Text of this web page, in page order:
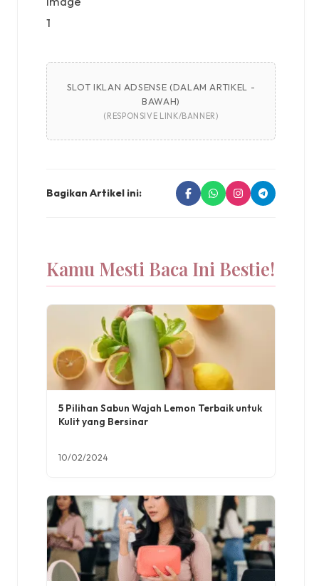
SLOT IKLAN ADSENSE (DALAM ARTIKEL -
BAWAH)
(RESPONSIVE LINK/BANNER)
Bagikan Artikel ini:
Kamu Mesti Baca Ini Bestie!
5 Pilihan Sabun Wajah Lemon Terbaik untuk
Kulit yang Bersinar
10/02/2024